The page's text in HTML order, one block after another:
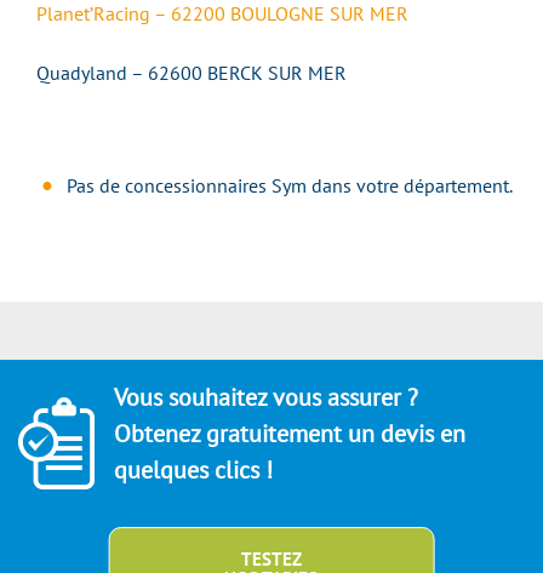
Planet’Racing – 62200 BOULOGNE SUR MER
Quadyland – 62600 BERCK SUR MER
Pas de concessionnaires Sym dans votre département.
Vous souhaitez vous assurer ?
Obtenez gratuitement un devis en
quelques clics !
TESTEZ